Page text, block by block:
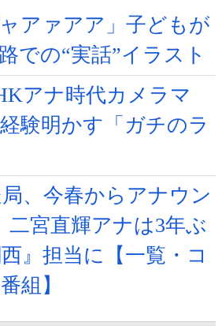
ャアァアア」子どもが
での“実話”イラスト
アナ時代カメラマ
験明かす「ガチのラ
、今春からアナウン
宮直輝アナは3年ぶ
』担当に【一覧・コ
組】